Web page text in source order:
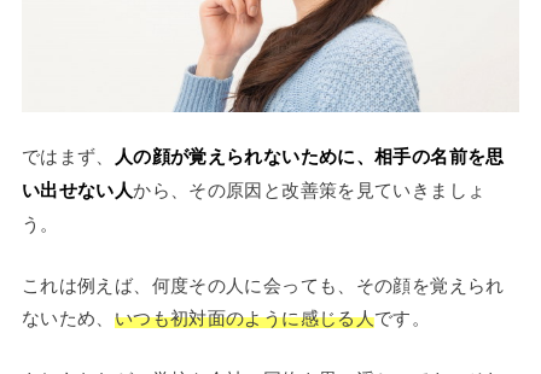
ではまず、
人の顔が覚えられないために、相手の名前を思
い出せない人から、その原因と改善策を見ていきましょ
う。
これは例えば、何度その人に会っても、その顔を覚えられ
ないため、 いつも初対面のように感じる人です。